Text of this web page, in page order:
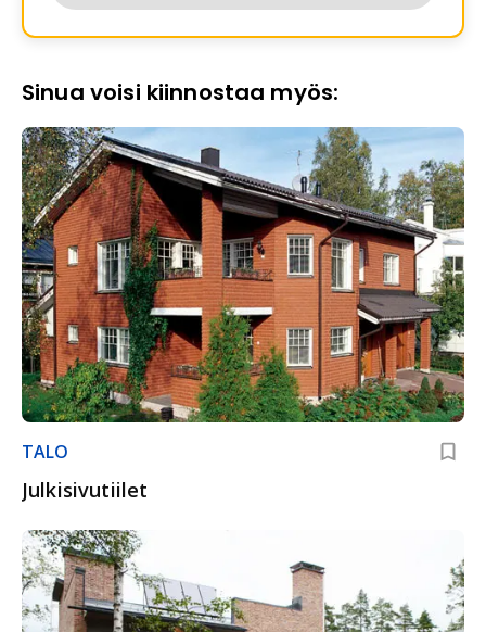
Sinua voisi kiinnostaa myös:
TALO
Julkisivutiilet